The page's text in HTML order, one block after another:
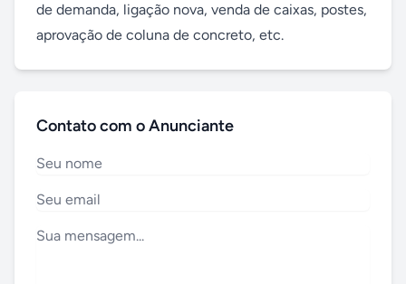
de demanda, ligação nova, venda de caixas, postes,
aprovação de coluna de concreto, etc.
Contato com o Anunciante